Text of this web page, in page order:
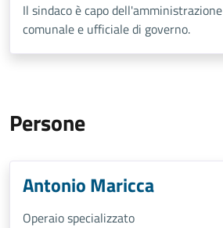
Il sindaco è capo dell'amministrazione
comunale e ufficiale di governo.
Persone
Antonio Maricca
Operaio specializzato